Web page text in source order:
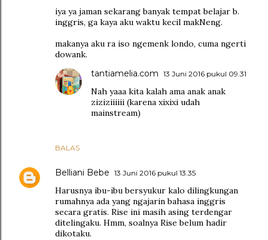
iya ya jaman sekarang banyak tempat belajar b.
inggris, ga kaya aku waktu kecil makNeng.
makanya aku ra iso ngemenk londo, cuma ngerti
dowank.
BALAS
tantiamelia.com 13 Juni 2016 pukul 09.31
Nah yaaa kita kalah ama anak anak
ziziziiiiii (karena xixixi udah
mainstream)
Belliani Bebe 13 Juni 2016 pukul 13.35
Harusnya ibu-ibu bersyukur kalo dilingkungan
rumahnya ada yang ngajarin bahasa inggris
secara gratis. Rise ini masih asing terdengar
ditelingaku. Hmm, soalnya Rise belum hadir
dikotaku.